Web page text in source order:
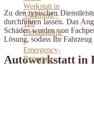
Zu den typischen
durchführen lassen. Das
Schäden werden von
Lösung, sodass Ihr
Autowerkstatt in